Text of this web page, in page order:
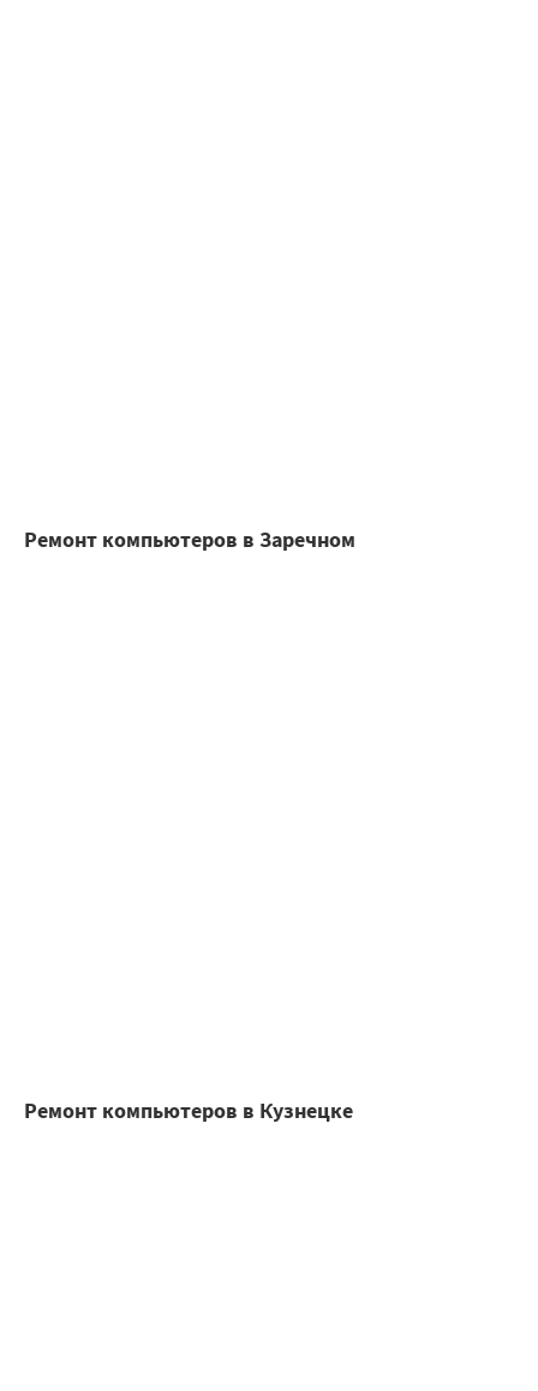
Ремонт компьютеров в Заречном
Ремонт компьютеров в Кузнецке